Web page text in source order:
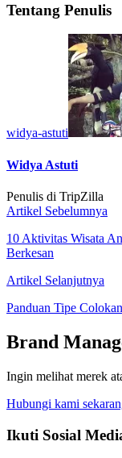
Tentang Penulis
widya-astuti
Widya Astuti
Penulis di TripZilla
Artikel Sebelumnya
10 Aktivitas Wisata
Berkesan
Artikel Selanjutnya
Panduan Tipe
Brand
Ingin melihat merek
Hubungi kami
Ikuti Sosial